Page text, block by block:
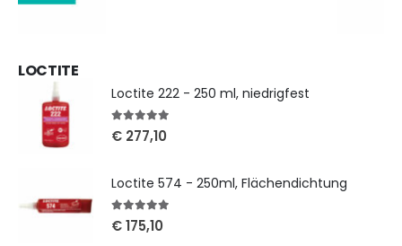
LOCTITE
Loctite 222 - 250 ml, niedrigfest
5out of 5
€ 277,10
Loctite 574 - 250ml, Flächendichtung
5out of 5
€175,10